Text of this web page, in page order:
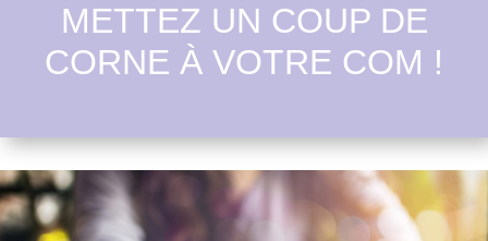
METTEZ UN COUP DE
CORNE À VOTRE COM !